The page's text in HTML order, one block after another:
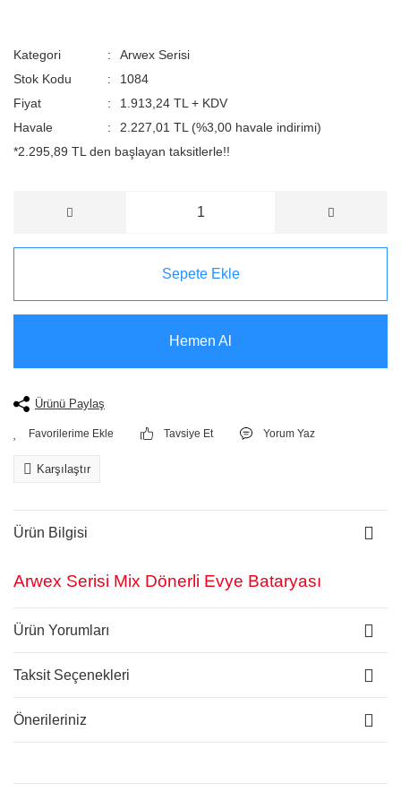
Kategori
Arwex Serisi
Stok Kodu
1084
Fiyat
1.913,24 TL + KDV
Havale
2.227,01 TL (%3,00 havale indirimi)
*2.295,89 TL den başlayan taksitlerle!!
Sepete Ekle
Hemen Al
Ürünü Paylaş
Tavsiye Et Yorum Yaz
Karşılaştır
Ürün Bilgisi
Arwex Serisi Mix Dönerli Evye Bataryası
Ürün Yorumları
Taksit Seçenekleri
Önerileriniz